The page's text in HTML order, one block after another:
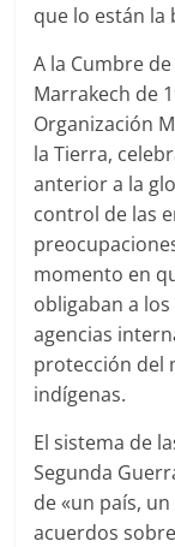
que lo están la
A la Cumbre
Marrakech de
Organización
la Tierra,
anterior a la
control de las
momento en
obligaban a
agencias
protección del
indígenas.
El sistema de
Segunda
de «un país,
acuerdos